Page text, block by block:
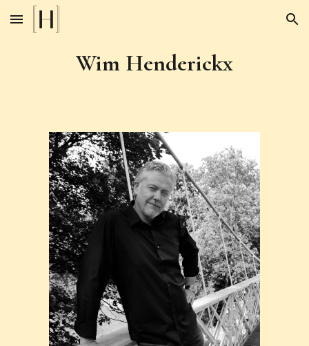
Skip to main content Skip to navigation
Wim Henderickx